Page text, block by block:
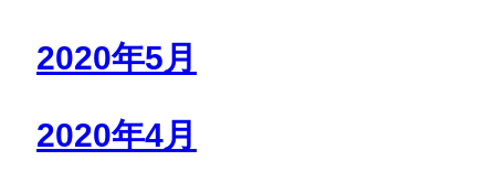
2020年5月
2020年4月